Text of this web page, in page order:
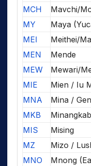
MCH
Mavchi/
MY
Maya
MEI
Meithei/
MEN
Mende
MEW
Mewari/
MIE
Mien / Iu
MNA
Mina / Gen
MKB
MIS
Mising
MZ
Mizo /
MNO
Mnong